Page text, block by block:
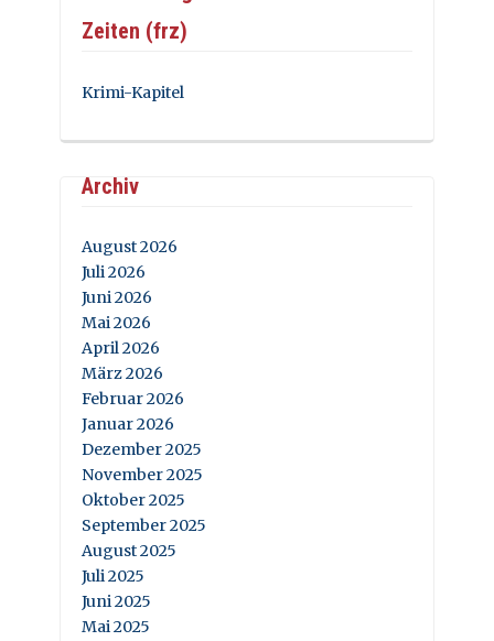
Zeiten (frz)
Krimi-Kapitel
Archiv
August 2026
Juli 2026
Juni 2026
Mai 2026
April 2026
März 2026
Februar 2026
Januar 2026
Dezember 2025
November 2025
Oktober 2025
September 2025
August 2025
Juli 2025
Juni 2025
Mai 2025